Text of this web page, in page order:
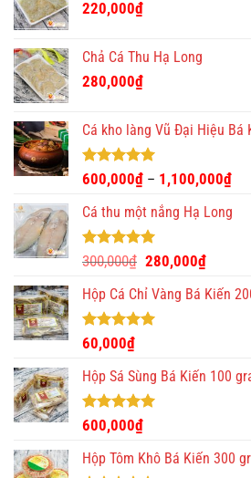
220,000₫
Chả Cá Thu Hạ Long
280,000₫
Cá kho làng Vũ Đại Hiệu Bá
Được xếp
hạng
4.93
5 sao
600,000₫ – 1,100,000₫
Cá thu một nắng Hạ Long
Được xếp
hạng
5.00
5 sao
300,000₫ Giá
là:
300,000₫.
280,000₫Giá
tại
Hộp Cá Chỉ Vàng Bá Kiến
Được xếp
hạng
5.00
5 sao
60,000₫
Hộp Sá Sùng Bá Kiến 100
Được xếp
hạng
5.00
5 sao
600,000₫
Hộp Tôm Khô Bá Kiến 300